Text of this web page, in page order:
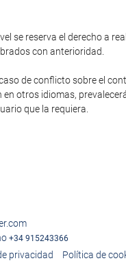
se reserva el derecho a
con anterioridad.
de conflicto sobre el
otros idiomas,
que la requiera.
+34 915243366
privacidad Política de